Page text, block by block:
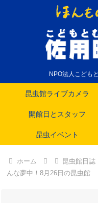
NPO法人こども
昆虫館ライブカメラ
開館日とスタッフ
昆虫イベント
ホーム 昆虫館日誌
んな夢中！8月26日の昆虫館